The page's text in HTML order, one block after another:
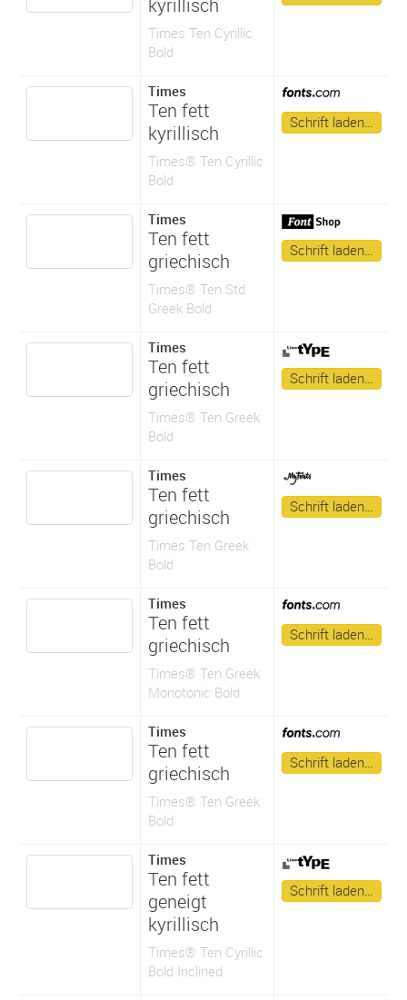
kyrillisch
Times Ten Cyrillic
Bold
Times
Ten fett
kyrillisch
Times® Ten Cyrillic
Bold
Schrift laden…
Times
Ten fett
griechisch
Times® Ten Std
Greek Bold
Schrift laden…
Times
Ten fett
griechisch
Times® Ten Greek
Bold
Schrift laden…
Times
Ten fett
griechisch
Times Ten Greek
Bold
Schrift laden…
Times
Ten fett
griechisch
Times® Ten Greek
Monotonic Bold
Schrift laden…
Times
Ten fett
griechisch
Times® Ten Greek
Bold
Schrift laden…
Times
Ten fett
geneigt
kyrillisch
Times® Ten Cyrillic
Bold Inclined
Schrift laden…